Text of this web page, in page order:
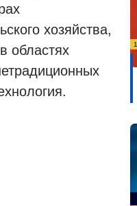
хозяйства,
областях